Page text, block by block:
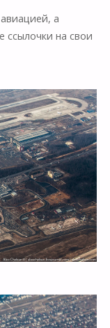
а
ссылочки на свои